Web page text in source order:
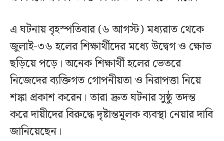
এ ঘটনায় বৃহস্পতিবার (৬ আগস্ট) মধ্যরাত থেকে
জুলাই-৩৬ হলের শিক্ষার্থীদের মধ্যে উদ্বেগ ও ক্ষোভ
ছড়িয়ে পড়ে। অনেক শিক্ষার্থী হলের ভেতরে
নিজেদের ব্যক্তিগত গোপনীয়তা ও নিরাপত্তা নিয়ে
শঙ্কা প্রকাশ করেন। তারা দ্রুত ঘটনার সুষ্ঠু তদন্ত
করে দায়ীদের বিরুদ্ধে দৃষ্টান্তমূলক ব্যবস্থা নেয়ার দাবি
জানিয়েছেন।